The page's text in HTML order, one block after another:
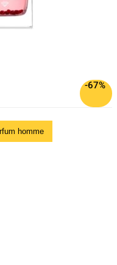
-67%
homme